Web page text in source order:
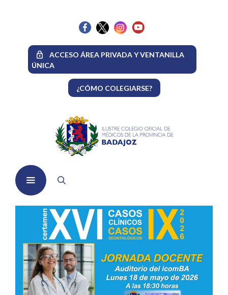
ACCESO ÁREA PRIVADA Y VENTANILLA
ÚNICA
¿CÓMO COLEGIARSE?
Menú